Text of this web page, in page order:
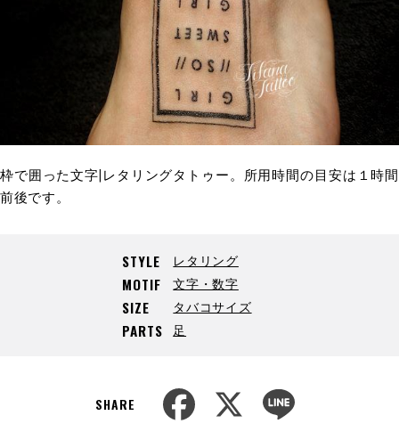
枠で囲った文字|レタリングタトゥー。所用時間の目安は１時間
前後です。
STYLE レタリング
MOTIF 文字・数字
SIZE タバコサイズ
PARTS 足
SHARE